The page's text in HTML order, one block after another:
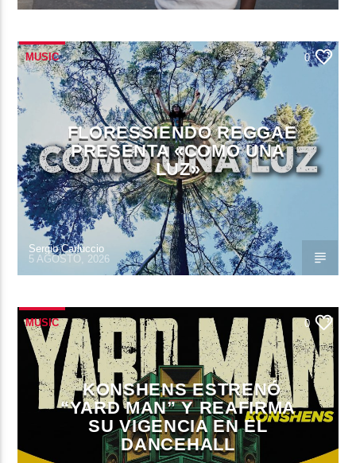
MUSIC 0
FLORESSIENDO REGGAE
PRESENTA «COMO UNA
LUZ»
Sergio Carluccio
5 AGOSTO, 2026
MUSIC 0
KONSHENS ESTRENÓ
“YARD MAN” Y REAFIRMA
SU VIGENCIA EN EL
DANCEHALL